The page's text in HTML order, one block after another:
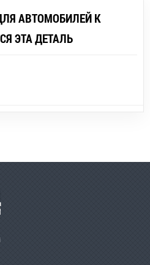
АВТОМОБИЛЕЙ К
ЭТА ДЕТАЛЬ